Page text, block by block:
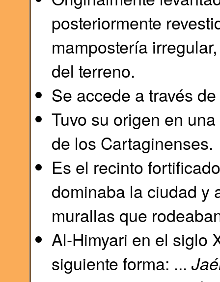
posteriormente
mampostería
del terreno.
Se accede a través
Tuvo su origen en una
de los Cartaginenses.
Es el recinto
dominaba la ciudad y
murallas que
Al-Himyari en el siglo
siguiente forma: ...